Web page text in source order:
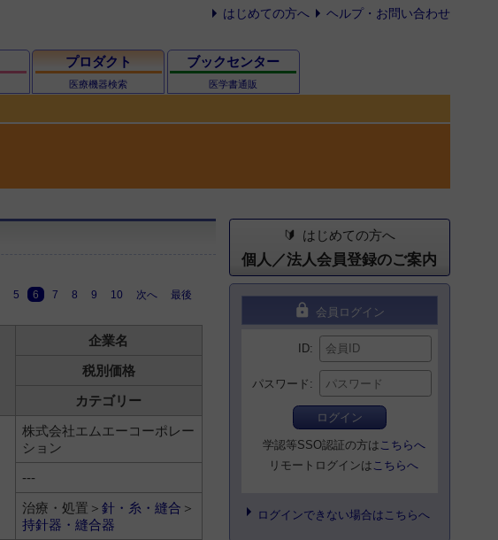
はじめての方へ ヘルプ・お問い合わせ
プロダクト
医療機器検索
ブックセンター
医学書通販
5 6 7 8 9 10 次へ 最後
企業名
税別価格
カテゴリー
株式会社エムエーコーポレー
ション
---
治療・処置＞ 針・糸・縫合 ＞
持針器・縫合器
はじめての方へ
個人／法人会員登録のご案内
lock 会員ログイン
ID
パスワード
ログイン
学認等SSO認証の方は こちらへ
リモートログインは こちらへ
ログインできない場合はこちらへ